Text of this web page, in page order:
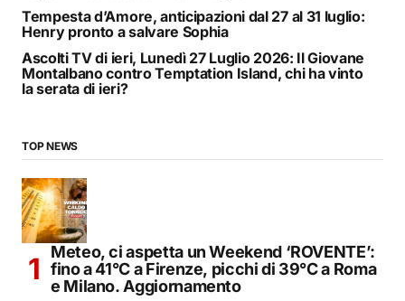
Tempesta d’Amore, anticipazioni dal 27 al 31 luglio:
Henry pronto a salvare Sophia
Ascolti TV di ieri, Lunedì 27 Luglio 2026: Il Giovane
Montalbano contro Temptation Island, chi ha vinto
la serata di ieri?
TOP NEWS
Meteo, ci aspetta un Weekend ‘ROVENTE’:
fino a 41°C a Firenze, picchi di 39°C a Roma
e Milano. Aggiornamento